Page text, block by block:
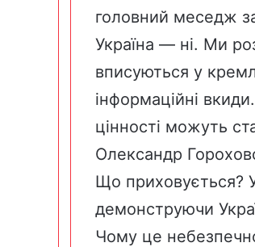
головний меседж
Україна — ні. Ми
вписуються у
інформаційні
цінності можуть
Олександр
Що приховується?
демонструючи
Чому це